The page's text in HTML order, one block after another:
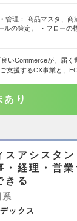
管理： 商品マスタ、商
ルの策定。 ・フローの
いCommerceが、届く
支援するCX事業と、
あり
スアシスタ
・経理・営
きる
ックス